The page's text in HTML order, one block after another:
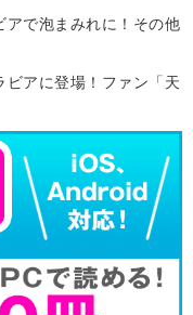
アで泡まみれに！その他
アに登場！ファン「天